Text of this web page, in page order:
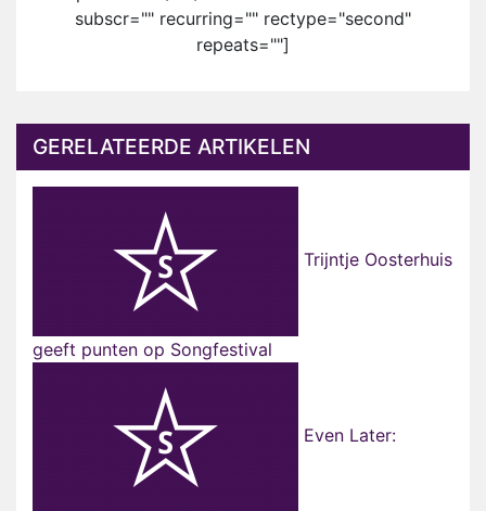
subscr="" recurring="" rectype="second"
repeats=""]
GERELATEERDE ARTIKELEN
Trijntje Oosterhuis
geeft punten op Songfestival
Even Later: